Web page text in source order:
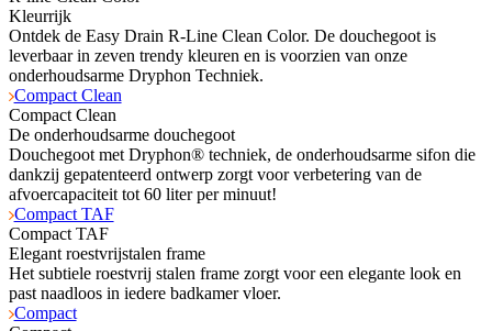
Kleurrijk
Ontdek de Easy Drain R-Line Clean Color. De douchegoot is
leverbaar in zeven trendy kleuren en is voorzien van onze
onderhoudsarme Dryphon Techniek.
Compact Clean
Compact Clean
De onderhoudsarme douchegoot
Douchegoot met Dryphon® techniek, de onderhoudsarme sifon die
dankzij gepatenteerd ontwerp zorgt voor verbetering van de
afvoercapaciteit tot 60 liter per minuut!
Compact TAF
Compact TAF
Elegant roestvrijstalen frame
Het subtiele roestvrij stalen frame zorgt voor een elegante look en
past naadloos in iedere badkamer vloer.
Compact